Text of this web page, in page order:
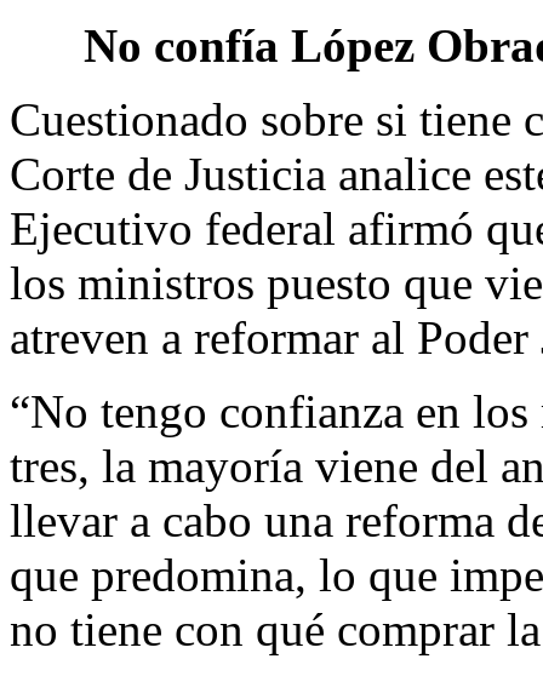
No confía López
Cuestionado sobre si tiene
Corte de Justicia analice
Ejecutivo federal afirmó
los ministros puesto que
atreven a reformar al
“No tengo confianza en
tres, la mayoría viene del
llevar a cabo una reforma
que predomina, lo que
no tiene con qué comprar